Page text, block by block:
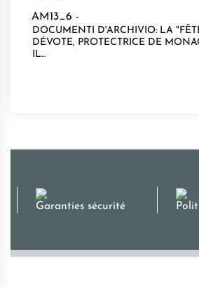
AM13_6 -
DOCUMENTI D'ARCHIVIO: LA
DÉVOTE, PROTECTRICE DE
IL...
Garanties sécurité